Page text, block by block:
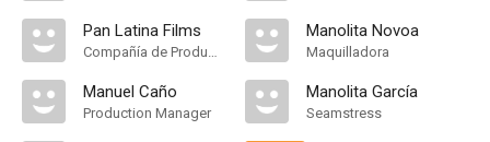
Pan Latina Films
Compañía de Produccion
Manuel Caño
Production Manager
Manolita Novoa
Maquilladora
Manolita García
Seamstress